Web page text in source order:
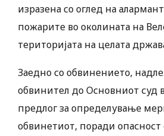
изразена со оглед на
пожарите во околината на
територијата на целата
Заедно со обвинението,
обвинител до Основниот суд
предлог за определување
обвинетиот, поради опасност